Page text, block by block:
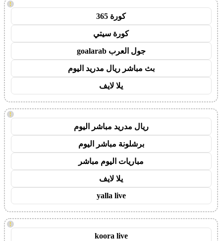
!
كورة 365
كورة سيتي
جول العرب goalarab
بث مباشر ريال مدريد اليوم
يلا لايف
!
ريال مدريد مباشر اليوم
برشلونة مباشر اليوم
مباريات اليوم مباشر
يلا لايف
yalla live
!
koora live